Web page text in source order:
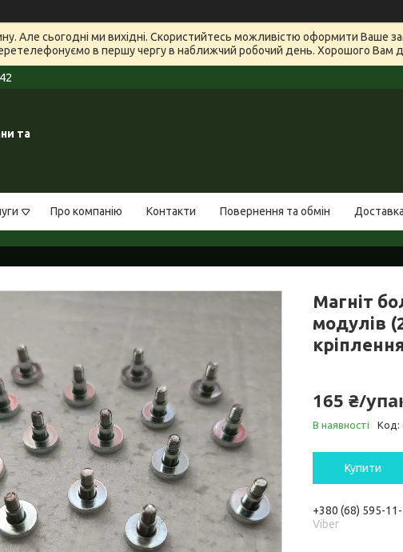
Але сьогодні ми вихідні. Скористийтесь можливістю оформити Ваше
в першу чергу в наближчий робочий день. Хорошого Вам
та
Про компанію Контакти Повернення та обмін
Магніт
модулів
кріплення
165 ₴/
В наявності Код:
Купити
+380 (68) 595-
Viber